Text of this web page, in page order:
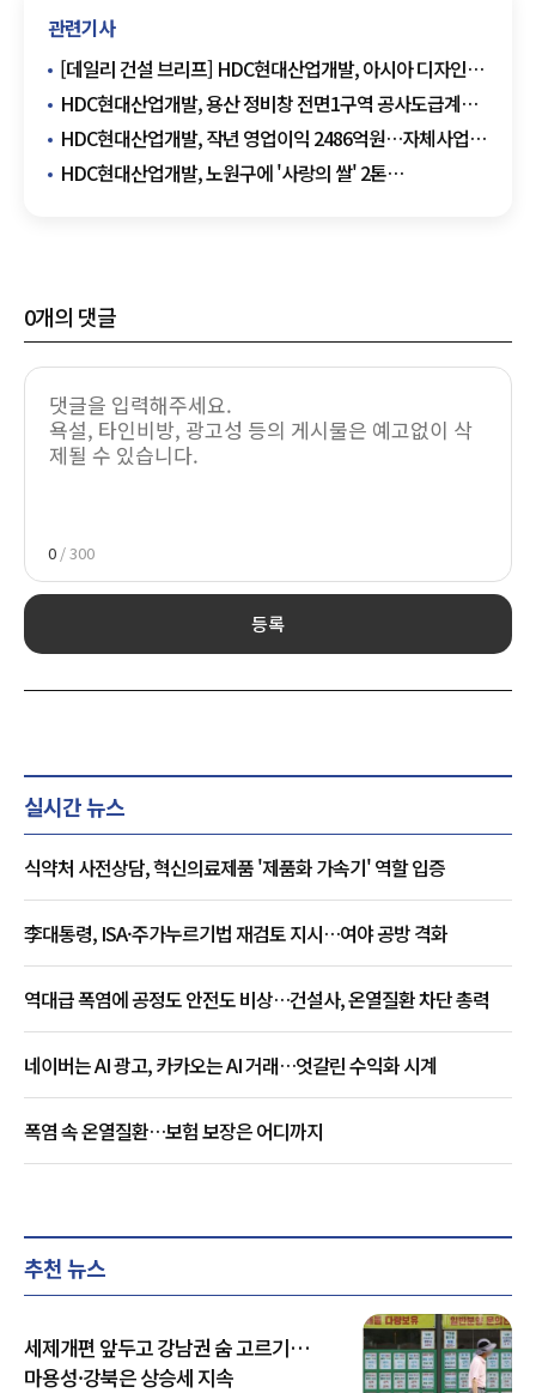
관련기사
[데일리 건설 브리프] HDC현대산업개발, 아시아 디자인
프라이즈 '디자인 오브 더 이어' 수상 外
HDC현대산업개발, 용산 정비창 전면1구역 공사도급계약
체결···HDC용산타운 조성 본격화
HDC현대산업개발, 작년 영업이익 2486억원…자체사업
힘으로 34.7%↑
HDC현대산업개발, 노원구에 '사랑의 쌀' 2톤
0개의 댓글
0 / 300
등록
실시간 뉴스
식약처 사전상담, 혁신의료제품 '제품화 가속기' 역할 입증
李대통령, ISA·주가누르기법 재검토 지시…여야 공방 격화
역대급 폭염에 공정도 안전도 비상…건설사, 온열질환 차단 총력
네이버는 AI 광고, 카카오는 AI 거래…엇갈린 수익화 시계
폭염 속 온열질환…보험 보장은 어디까지
추천 뉴스
세제개편 앞두고 강남권 숨 고르기…
마용성·강북은 상승세 지속